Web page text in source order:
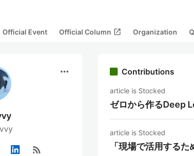
Official Event Official Column open_in_new Organization
more_horiz
rss_feed
Contributions
article is Stocked
ゼロから作るDeep
article is Stocked
「現場で活用する